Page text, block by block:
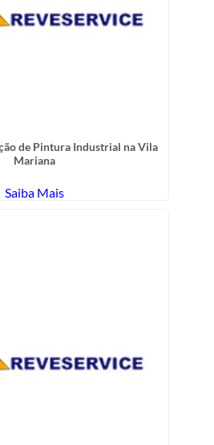
de Pintura Industrial na Vila
Mariana
Saiba Mais